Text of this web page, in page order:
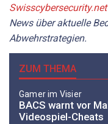
News über aktuelle
Abwehrstrategien.
ZUM THEMA
Gamer im Visier
BACS warnt vor
Videospiel-Cheats